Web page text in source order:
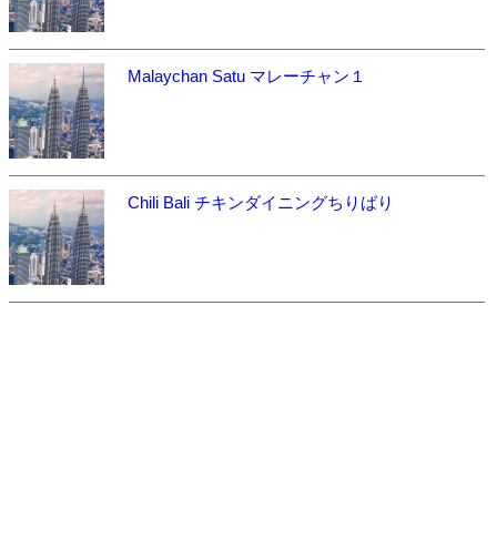
Malaychan Satu マレーチャン１
Chili Bali チキンダイニングちりばり